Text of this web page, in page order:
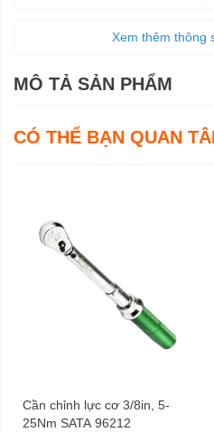
Xem thêm thông
MÔ TẢ SẢN PHẨM
CÓ THỂ BẠN QUAN
Cần chỉnh lực cơ 3/8in, 5-
25Nm SATA 96212